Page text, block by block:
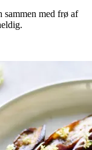
sammen med frø af